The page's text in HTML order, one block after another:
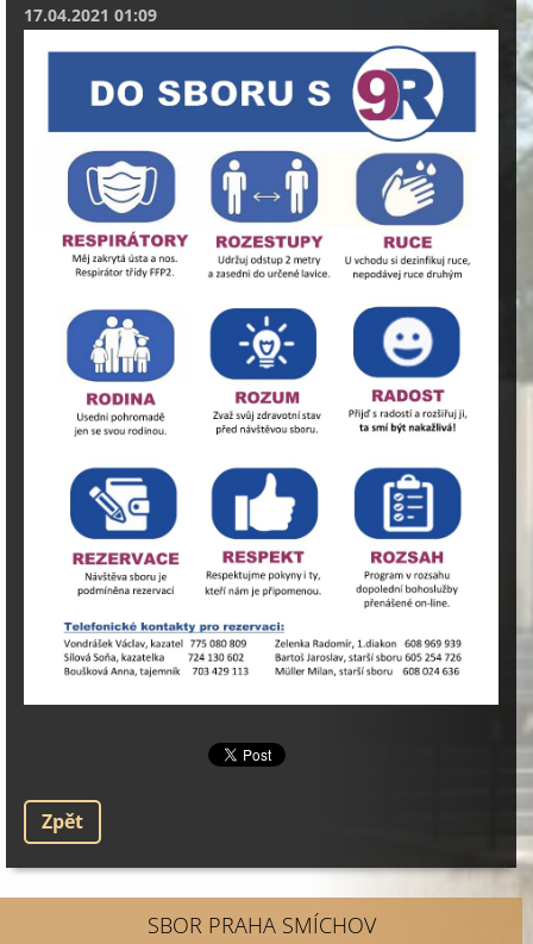
17.04.2021 01:09
Zpět
SBOR PRAHA SMÍCHOV